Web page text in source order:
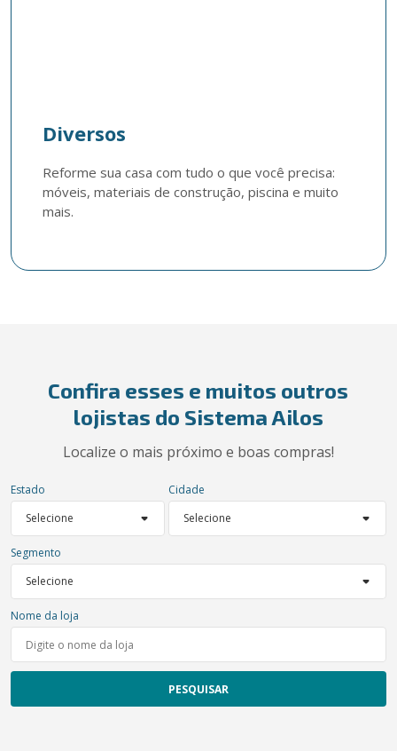
Diversos
Reforme sua casa com tudo o que você precisa:
móveis, materiais de construção, piscina e muito
mais.
Confira esses e muitos outros
lojistas do Sistema Ailos
Localize o mais próximo e boas compras!
Estado Cidade
Segmento
Nome da loja
PESQUISAR